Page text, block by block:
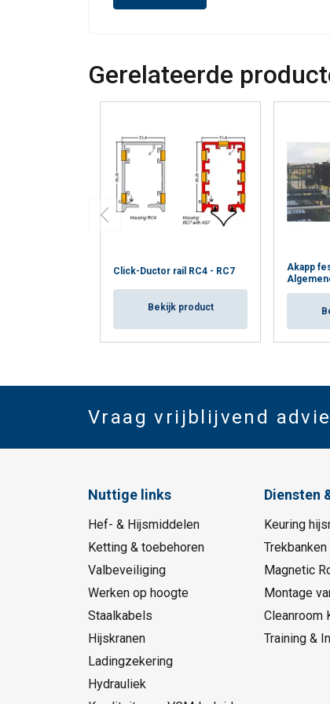
Gerelateerde
Click-Ductor rail RC4 - RC7
Bekijk product
Akapp
Vraag vrijblijvend
Nuttige links
Hef- & Hijsmiddelen
Ketting & toebehoren
Valbeveiliging
Werken op hoogte
Staalkabels
Hijskranen
Ladingzekering
Hydrauliek
Diensten
Keuring
Trekbanken
Magnetic
Montage
Cleanroom
Training &